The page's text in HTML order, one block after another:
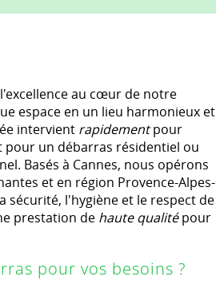
l'excellence au cœur de notre
espace en un lieu harmonieux et
intervient rapidementpour
pour un débarras résidentiel ou
Basés à Cannes, nous opérons
et en région Provence-Alpes-
sécurité, l'hygiène et le respect de
prestation de haute qualitépour
pour vos besoins ?